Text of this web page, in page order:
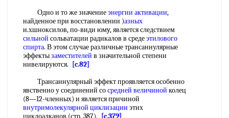
Одно и то же значениеэнергии активации,
найденное при восстановлении )азных
и.хшноксилов, пo-види юмy, является следствием
сильной сольватации радикалов в средеэтилового
спирта. В этом случае различные трансаннулярные
эффектызаместителей в значительной степени
нивелируются.
[c.82]
Трансаннулярный эффект проявляется особенно
явственно у соединений сосредней величиной колец
(8—12-членных) и является причиной
внутримолекулярной циклизации этих
циклоалканов (стр. 387).
[c.379]